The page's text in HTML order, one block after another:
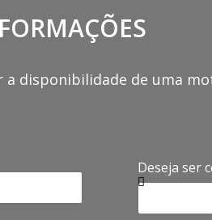
disponibilidade de uma
Deseja ser